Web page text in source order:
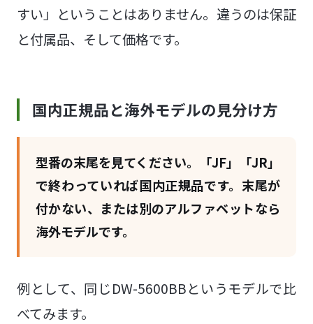
すい」ということはありません。違うのは保証
と付属品、そして価格です。
国内正規品と海外モデルの見分け方
型番の末尾を見てください。「JF」「JR」
で終わっていれば国内正規品です。末尾が
付かない、または別のアルファベットなら
海外モデルです。
例として、同じDW-5600BBというモデルで比
べてみます。